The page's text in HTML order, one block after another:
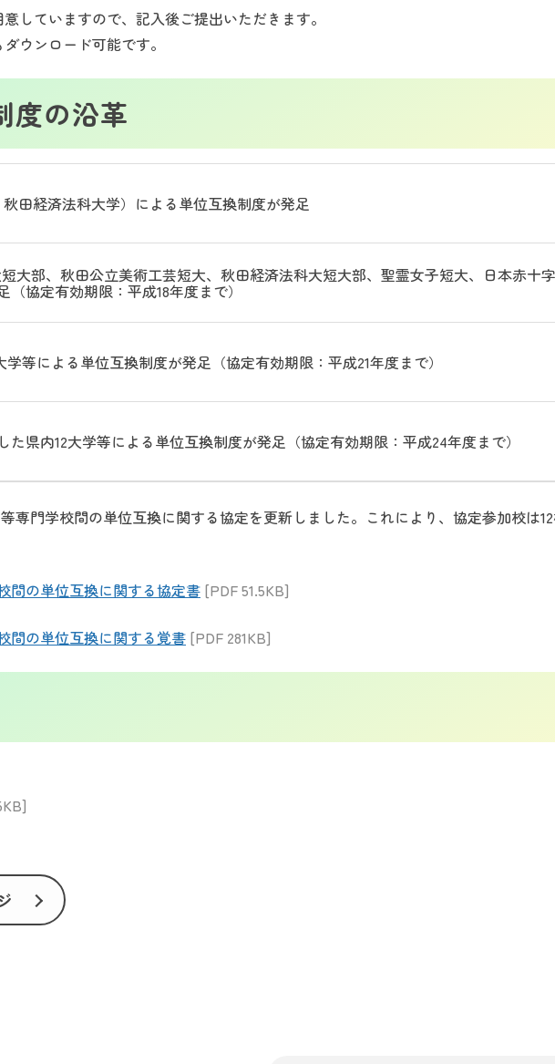
していますので、記入後ご提出いただきます。
ウンロード可能です。
度の沿革
田経済法科大学）による単位互換制度が発足
大部、秋田公立美術工芸短大、秋田経済法科大短大部、聖霊女子短大、日本赤十
協定有効期限：平成18年度まで）
等による単位互換制度が発足（協定有効期限：平成21年度まで）
県内12大学等による単位互換制度が発足（協定有効期限：平成24年度まで）
専門学校間の単位互換に関する協定を更新しました。これにより、協定参加校は
間の単位互換に関する協定書 [PDF 51.5KB]
間の単位互換に関する覚書 [PDF 281KB]